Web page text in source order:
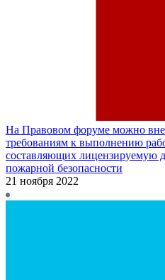
На Правовом форуме можно
требованиям к выполнению
составляющих лицензируемую
пожарной безопасности
21 ноября 2022